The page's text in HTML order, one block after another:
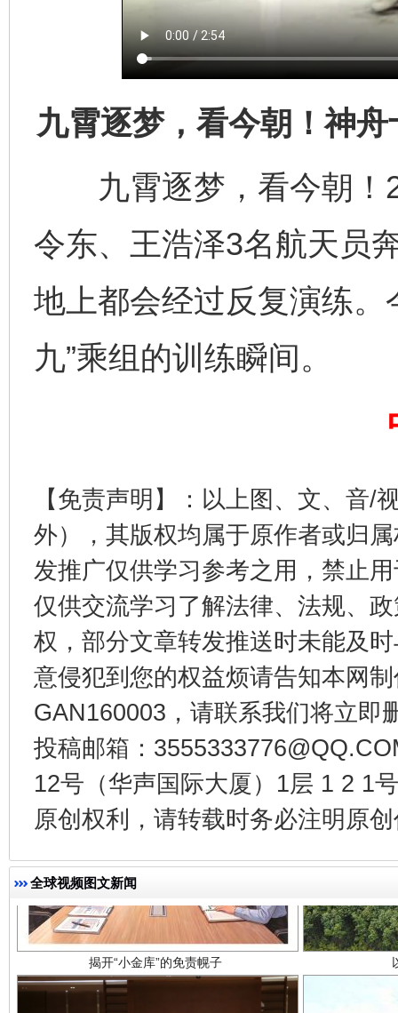
九霄逐梦，看今朝！神
九霄逐梦，看今朝！
令东、王浩泽3名航天员
地上都会经过反复演练。
九”乘组的训练瞬间。
【免责声明】：以上图、文、音/
外），其版权均属于原作者或归
发推广仅供学习参考之用，禁止
仅供交流学习了解法律、法规、
权，部分文章转发推送时未能及
意侵犯到您的权益烦请告知本网
GAN160003，请联系我们将立即
投稿邮箱：
12号（华声国际大厦）1层 1 2 1
原创权利，请转载时务必注明原
全球视频图文新闻
揭开“小金库”的免责幌子